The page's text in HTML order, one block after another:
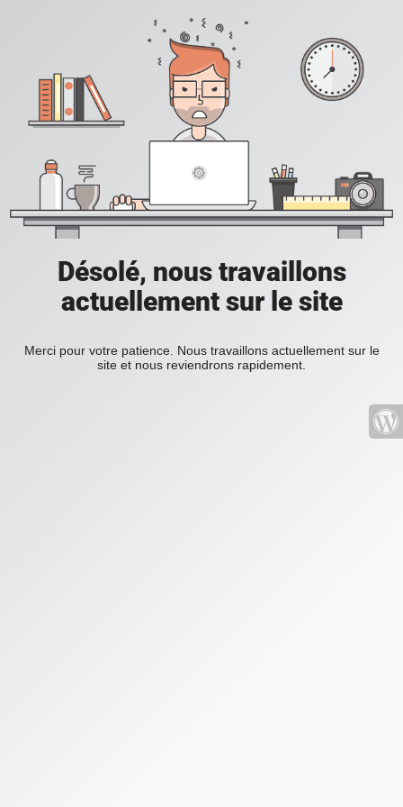
Désolé, nous travaillons
actuellement sur le site
Merci pour votre patience. Nous travaillons actuellement sur le
site et nous reviendrons rapidement.